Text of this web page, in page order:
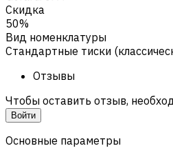
Скидка
50%
Вид номенклатуры
Стандартные тиски
Отзывы
Чтобы оставить отзыв,
Войти
Основные параметры